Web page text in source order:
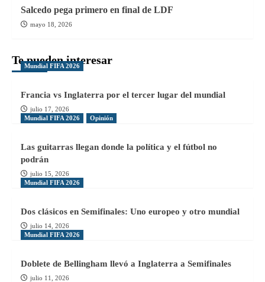
Salcedo pega primero en final de LDF
mayo 18, 2026
Te pueden interesar
Mundial FIFA 2026
Francia vs Inglaterra por el tercer lugar del mundial
julio 17, 2026
Mundial FIFA 2026
Opinión
Las guitarras llegan donde la política y el fútbol no
podrán
julio 15, 2026
Mundial FIFA 2026
Dos clásicos en Semifinales: Uno europeo y otro mundial
julio 14, 2026
Mundial FIFA 2026
Doblete de Bellingham llevó a Inglaterra a Semifinales
julio 11, 2026